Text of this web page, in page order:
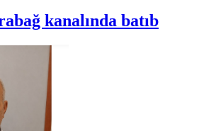
kanalında batıb